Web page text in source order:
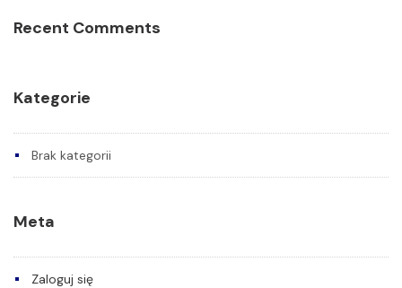
Recent Comments
Kategorie
Brak kategorii
Meta
Zaloguj się